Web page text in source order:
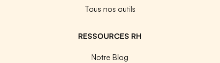
Tous nos outils
RESSOURCES RH
Notre Blog